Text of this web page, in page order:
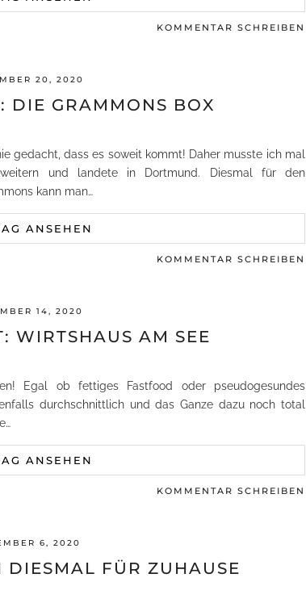
KOMMENTAR SCHREIBEN
20, 2020
DIE GRAMMONS BOX
gedacht, dass es soweit kommt! Daher musste ich mal
und landete in Dortmund. Diesmal für den
kann man…
ANSEHEN
KOMMENTAR SCHREIBEN
14, 2020
WIRTSHAUS AM SEE
Egal ob fettiges Fastfood oder pseudogesundes
durchschnittlich und das Ganze dazu noch total
ANSEHEN
KOMMENTAR SCHREIBEN
6, 2020
DIESMAL FÜR ZUHAUSE